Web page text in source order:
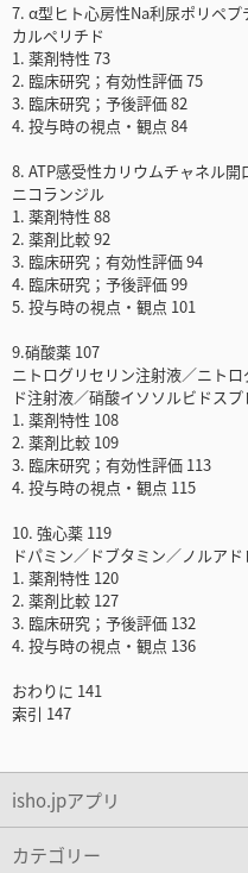
7. α型ヒト心房性Na利尿ポリペプ
カルペリチド
1. 薬剤特性 73
2. 臨床研究；有効性評価 75
3. 臨床研究；予後評価 82
4. 投与時の視点・観点 84
8. ATP感受性カリウムチャネル開
ニコランジル
1. 薬剤特性 88
2. 薬剤比較 92
3. 臨床研究；有効性評価 94
4. 臨床研究；予後評価 99
5. 投与時の視点・観点 101
9.硝酸薬 107
ニトログリセリン注射液／ニト
ド注射液／硝酸イソソルビドスプ
1. 薬剤特性 108
2. 薬剤比較 109
3. 臨床研究；有効性評価 113
4. 投与時の視点・観点 115
10. 強心薬 119
ドパミン／ドブタミン／ノルア
1. 薬剤特性 120
2. 薬剤比較 127
3. 臨床研究；予後評価 132
4. 投与時の視点・観点 136
おわりに 141
索引 147
isho.jpアプリ
カテゴリー